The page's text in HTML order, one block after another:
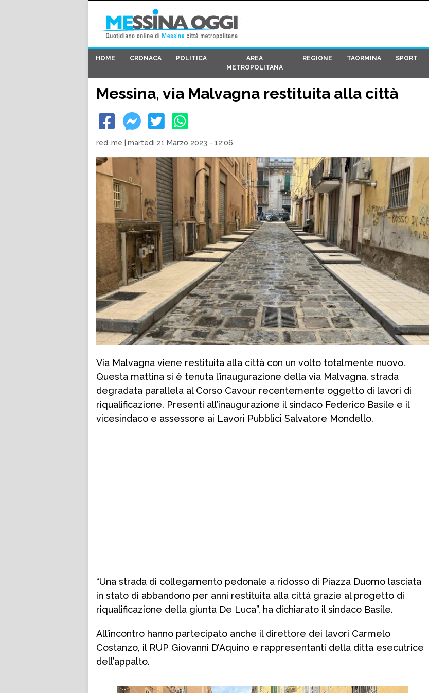
HOME CRONACA POLITICA
AREA
METROPOLITANA
REGIONE TAORMINA SPORT
Messina, via Malvagna restituita alla città
red..me martedì 21 Marzo 2023 - 12:06
Via Malvagna viene restituita alla città con un volto totalmente nuovo.
Questa mattina si è tenuta l’inaugurazione della via Malvagna, strada
degradata parallela al Corso Cavour recentemente oggetto di lavori di
riqualificazione. Presenti all’inaugurazione il sindaco Federico Basile e il
vicesindaco e assessore ai Lavori Pubblici Salvatore Mondello.
“Una strada di collegamento pedonale a ridosso di Piazza Duomo lasciata
in stato di abbandono per anni restituita alla città grazie al progetto di
riqualificazione della giunta De Luca”, ha dichiarato il sindaco Basile.
All’incontro hanno partecipato anche il direttore dei lavori Carmelo
Costanzo, il RUP Giovanni D’Aquino e rappresentanti della ditta esecutrice
dell’appalto.